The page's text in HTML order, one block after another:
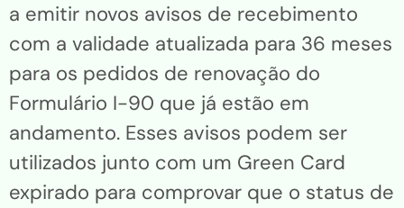
a emitir novos avisos de recebimento
com a validade atualizada para 36 meses
para os pedidos de renovação do
Formulário I-90 que já estão em
andamento. Esses avisos podem ser
utilizados junto com um Green Card
expirado para comprovar que o status de